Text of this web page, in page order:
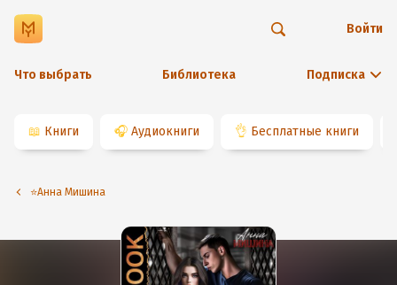
Что выбрать Библиотека Подписка
Войти
📖 Книги 🎧 Аудиокниги 👌 Бесплатные книги
⭐️Анна Мишина